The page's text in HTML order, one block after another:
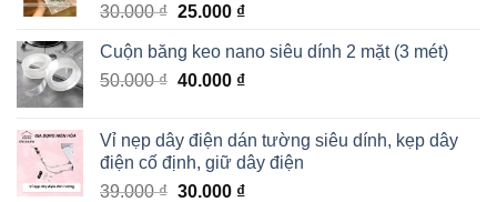
30.000₫ 25.000 ₫
Cuộn băng keo nano siêu dính 2 mặt (3 mét)
50.000₫ 40.000 ₫
Vỉ nẹp dây điện dán tường siêu dính, kẹp dây
điện cố định, giữ dây điện
39.000₫ 30.000 ₫